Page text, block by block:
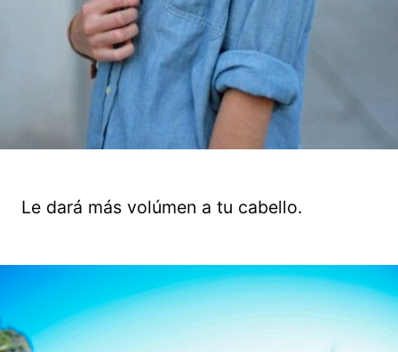
Le dará más volúmen a tu cabello.